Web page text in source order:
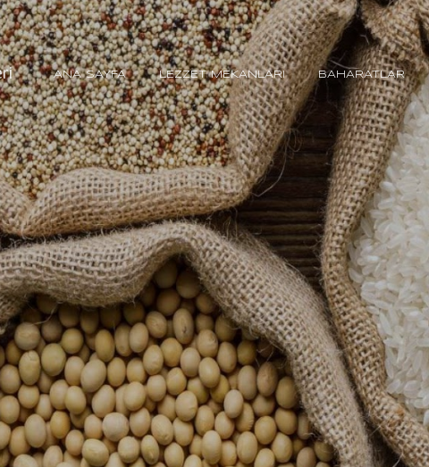
Ana içeriğe atla
ANA SAYFA LEZZET MEKANLARI BAHARATLAR